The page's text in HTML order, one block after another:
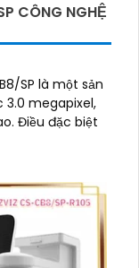
CÔNG NGHỆ
SP là một sản
megapixel,